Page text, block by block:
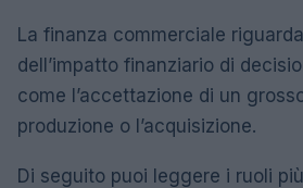
La finanza commerciale
dell’impatto finanziario di
come l’accettazione di un
produzione o l’acquisizione.
Di seguito puoi leggere i ruoli